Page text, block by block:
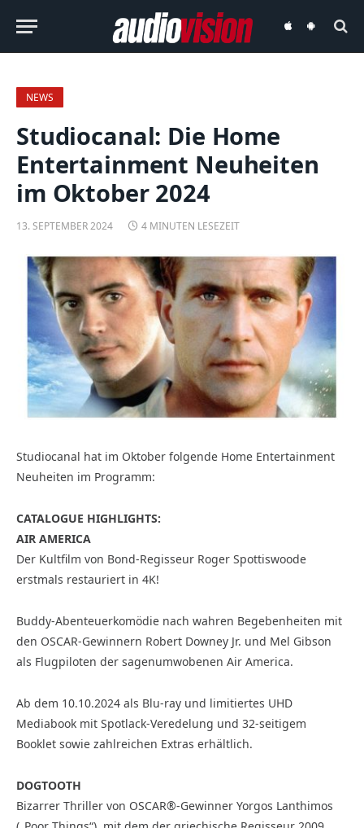
audiovisionaudiovision
NEWS
Studiocanal: Die Home
Entertainment Neuheiten
im Oktober 2024
13. SEPTEMBER 2024 4 MINUTEN LESEZEIT
Studiocanal hat im Oktober folgende Home Entertainment
Neuheiten im Programm:
CATALOGUE HIGHLIGHTS:
AIR AMERICA
Der Kultfilm von Bond-Regisseur Roger Spottiswoode
erstmals restauriert in 4K!
Buddy-Abenteuerkomödie nach wahren Begebenheiten mit
den OSCAR-Gewinnern Robert Downey Jr. und Mel Gibson
als Flugpiloten der sagenumwobenen Air America.
Ab dem 10.10.2024 als Blu-ray und limitiertes UHD
Mediabook mit Spotlack-Veredelung und 32-seitigem
Booklet sowie zahlreichen Extras erhältlich.
DOGTOOTH
Bizarrer Thriller von OSCAR®-Gewinner Yorgos Lanthimos